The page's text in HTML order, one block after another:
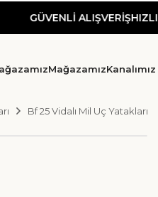
ALIŞVERİŞHIZLI KARGO
MağazamızKanalımız
Bf 25 Vidalı Mil Uç Yatakları